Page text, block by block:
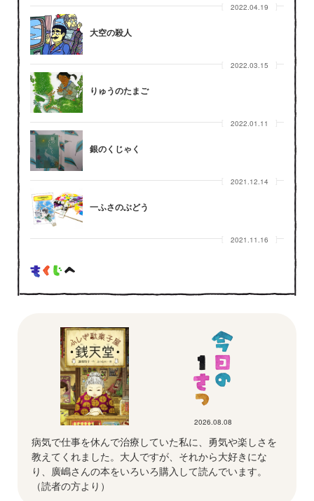
2022.04.19
大空の殺人
2022.03.15
りゅうのたまご
2022.01.11
銀のくじゃく
2021.12.14
一ふさのぶどう
2021.11.16
2026.08.08
病気で仕事を休んで治療していた私に、勇気や楽しさを
教えてくれました。大人ですが、それから大好きにな
り、廣嶋さんの本をいろいろ購入して読んでいます。
（読者の方より）